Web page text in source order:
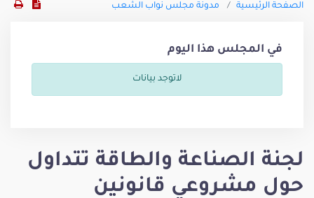
الصفحة الرئيسية مدونة مجلس نواب الشعب
في المجلس هذا اليوم
لاتوجد بيانات
لجنة الصناعة والطاقة تتداول
حول مشروعي قانونين